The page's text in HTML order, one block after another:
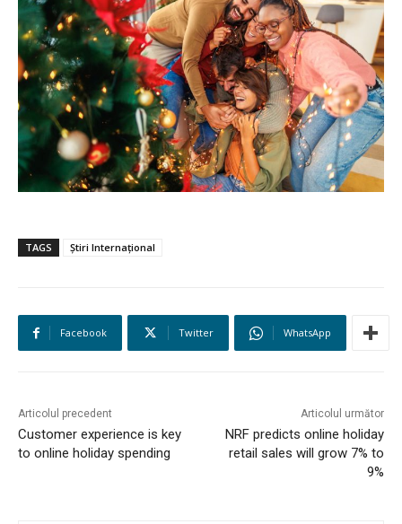
TAGS Știri Internațional
Facebook Twitter WhatsApp
Articolul precedent
Customer experience is key
to online holiday spending
Articolul următor
NRF predicts online holiday
retail sales will grow 7% to
9%